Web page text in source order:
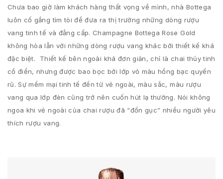
Chưa bao giờ làm khách hàng thất vọng về mình, nhà Bottega
luôn cố gắng tìm tòi để đưa ra thị trường những dòng rượu
vang tinh tế và đẳng cấp. Champagne Bottega Rose Gold
không hòa lẫn với những dòng rượu vang khác bởi thiết kế khá
đặc biệt. Thiết kế bên ngoài khá đơn giản, chỉ là chai thủy tinh
cổ điển, nhưng được bao bọc bởi lớp vỏ màu hồng bạc quyến
rũ. Sự mềm mại tinh tế đến từ vẻ ngoài, màu sắc, màu rượu
vang qua lớp đèn cũng trở nên cuốn hút lạ thường. Nói không
ngoa khi vẻ ngoài của chai rượu đã “đốn gục” nhiều người yêu
thích rượu vang.